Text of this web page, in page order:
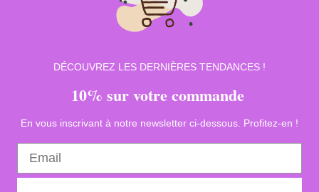
DÉCOUVREZ LES DERNIÈRES TENDANCES !
10% sur votre commande
En vous inscrivant à notre newsletter ci-dessous. Profitez-en !